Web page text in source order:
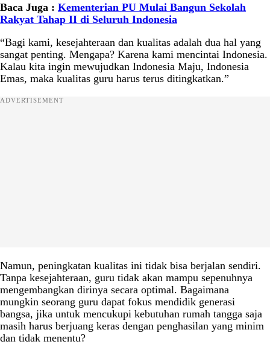
Baca Juga : Kementerian PU Mulai Bangun Sekolah
Rakyat Tahap II di Seluruh Indonesia
“Bagi kami, kesejahteraan dan kualitas adalah dua hal yang
sangat penting. Mengapa? Karena kami mencintai Indonesia.
Kalau kita ingin mewujudkan Indonesia Maju, Indonesia
Emas, maka kualitas guru harus terus ditingkatkan.”
ADVERTISEMENT
Namun, peningkatan kualitas ini tidak bisa berjalan sendiri.
Tanpa kesejahteraan, guru tidak akan mampu sepenuhnya
mengembangkan dirinya secara optimal. Bagaimana
mungkin seorang guru dapat fokus mendidik generasi
bangsa, jika untuk mencukupi kebutuhan rumah tangga saja
masih harus berjuang keras dengan penghasilan yang minim
dan tidak menentu?